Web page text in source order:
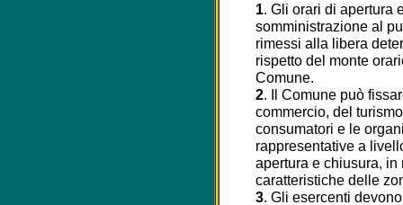
1. Gli orari di apertura
somministrazione al
rimessi alla libera
rispetto del monte
Comune.
2. Il Comune può
commercio, del
consumatori e le
rappresentative a
apertura e chiusura,
caratteristiche delle
3. Gli esercenti